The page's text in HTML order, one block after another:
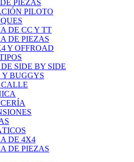
PIEZAS
PILOTO
DE CC Y TT
DE PIEZAS
Y OFFROAD
SIDE BY SIDE
Y BUGGYS
DE 4X4
DE PIEZAS